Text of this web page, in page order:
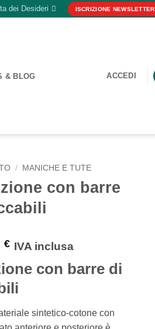
dei Desideri ISCRIZIONE NEWSLETTER
& BLOG ACCEDI
/ MANICHE E TUTE
con barre
€Fascia
prezzo:
da
a
IVA inclusa
con barre di
sintetico-cotone con